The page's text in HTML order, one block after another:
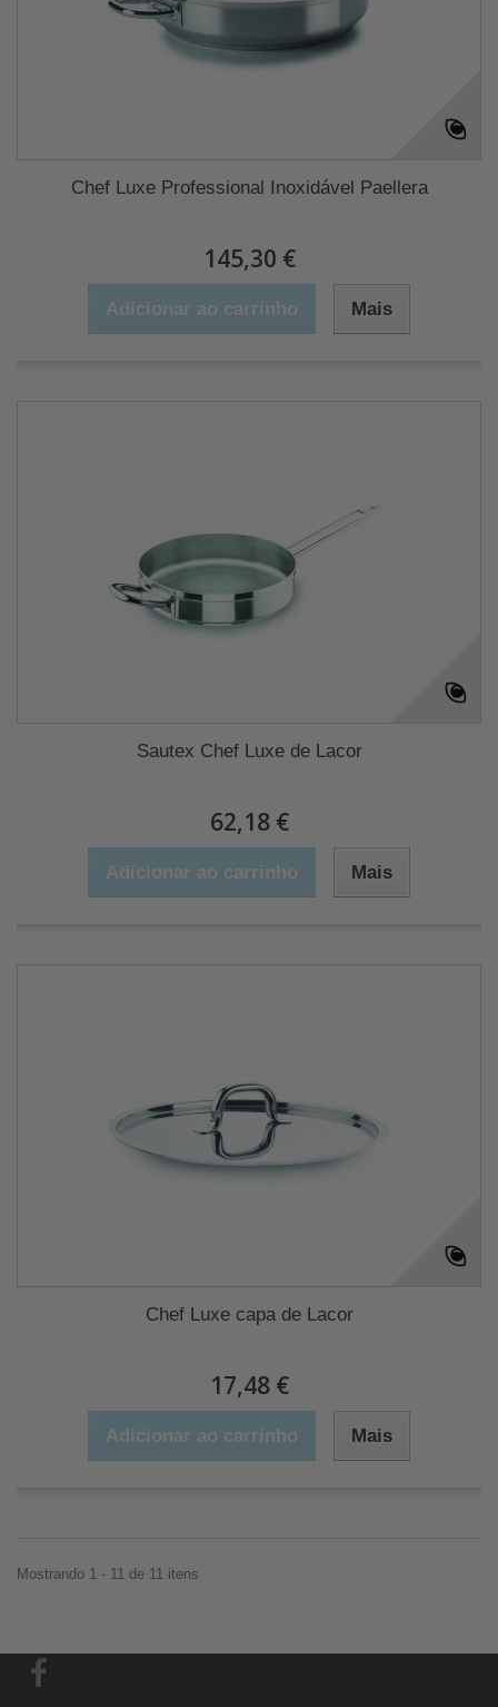
Chef Luxe Professional Inoxidável Paellera
145,30 €
Adicionar ao carrinho Mais
Sautex Chef Luxe de Lacor
62,18 €
Adicionar ao carrinho Mais
Chef Luxe capa de Lacor
17,48 €
Adicionar ao carrinho Mais
Mostrando 1 - 11 de 11 itens